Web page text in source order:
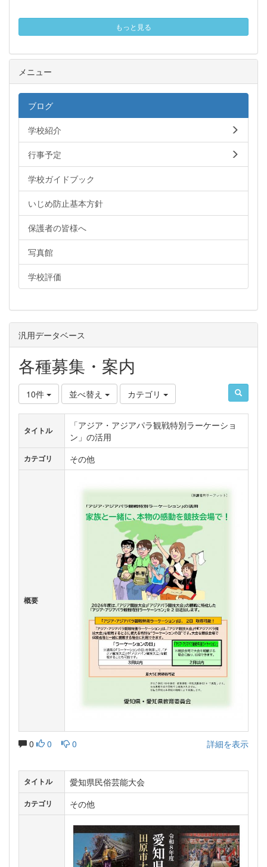
もっと見る
メニュー
ブログ
学校紹介
行事予定
学校ガイドブック
いじめ防止基本方針
保護者の皆様へ
写真館
学校評価
汎用データベース
各種募集・案内
10件 並べ替え カテゴリ
タイトル
「アジア・アジアパラ観戦特別ラーケーショ
ン」の活用
カテゴリ その他
概要
0 0 0 詳細を表示
タイトル 愛知県民俗芸能大会
カテゴリ その他